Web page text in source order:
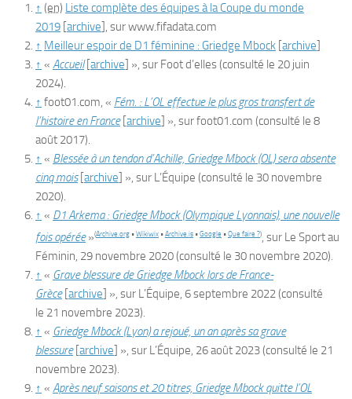
↑ (en) Liste complète des équipes à la Coupe du monde
2019 [archive], surwww.fifadata.com
↑ Meilleur espoir de D1 féminine : Griedge Mbock [archive]
↑ « Accueil[archive] », sur Foot d’elles(consulté le 20 juin
2024).
↑ foot01.com, « Fém. : L’OL effectue le plus gros transfert de
l’histoire en France[archive] », surfoot01.com (consulté le 8
août 2017).
↑ « Blessée à un tendon d’Achille, Griedge Mbock (OL) sera absente
cinq mois[archive] », sur L’Équipe (consulté le 30 novembre
2020).
↑ « D1 Arkema : Griedge Mbock (Olympique Lyonnais), une nouvelle
fois opérée»(Archive.org •Wikiwix •Archive.is •Google •Que faire ?), sur Le Sport au
Féminin, 29 novembre 2020(consulté le 30 novembre 2020).
↑ « Grave blessure de Griedge Mbock lors de France-
Grèce[archive] », sur L’Équipe, 6 septembre 2022(consulté
le 21 novembre 2023).
↑ « Griedge Mbock (Lyon) a rejoué, un an après sa grave
blessure[archive] », sur L’Équipe, 26 août 2023(consulté le 21
novembre 2023).
↑ « Après neuf saisons et 20 titres, Griedge Mbock quitte l’OL